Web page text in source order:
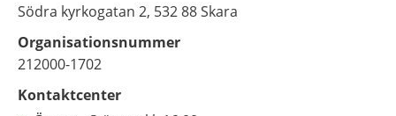
Södra kyrkogatan 2, 532 88 Skara
Organisationsnummer
212000-1702
Kontaktcenter